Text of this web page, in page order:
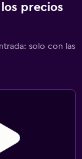
precios
solo con las